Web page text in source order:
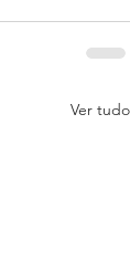
Ver tudo